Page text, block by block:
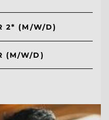
2* (M/W/D)
(M/W/D)